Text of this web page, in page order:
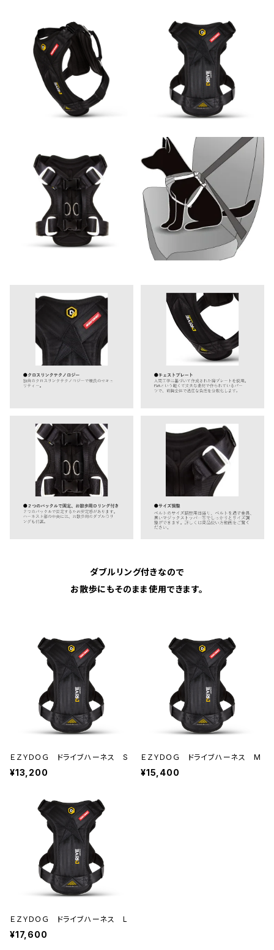
ダブルリング付きなので
お散歩にもそのまま使用できます。
ＥＺＹＤＯＧ ドライブハーネス S
¥13,200
ＥＺＹＤＯＧ ドライブハーネス M
¥15,400
ＥＺＹＤＯＧ ドライブハーネス L
¥17,600